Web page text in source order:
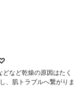
など乾燥の原因はたく
、肌トラブルへ繋がりま